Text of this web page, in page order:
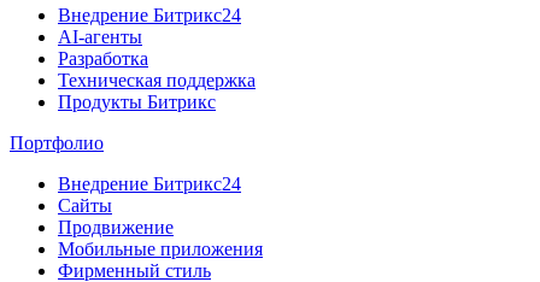
Внедрение Битрикс24
AI-агенты
Разработка
Техническая поддержка
Продукты Битрикс
Портфолио
Внедрение Битрикс24
Сайты
Продвижение
Мобильные приложения
Фирменный стиль